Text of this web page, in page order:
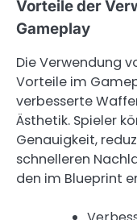
Vorteile der
Gameplay
Die Verwendung
Vorteile im
verbesserte
Ästhetik. Spieler
Genauigkeit,
schnelleren
den im Blueprint